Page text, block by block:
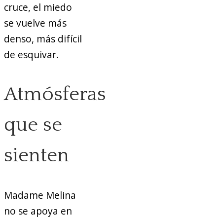
cruce, el miedo
se vuelve más
denso, más difícil
de esquivar.
Atmósferas
que se
sienten
Madame Melina
no se apoya en